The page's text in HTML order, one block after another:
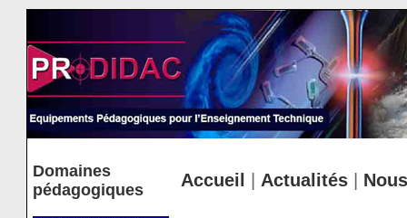
Domaines
pédagogiques
Accueil Actualités|
Cookies management panel